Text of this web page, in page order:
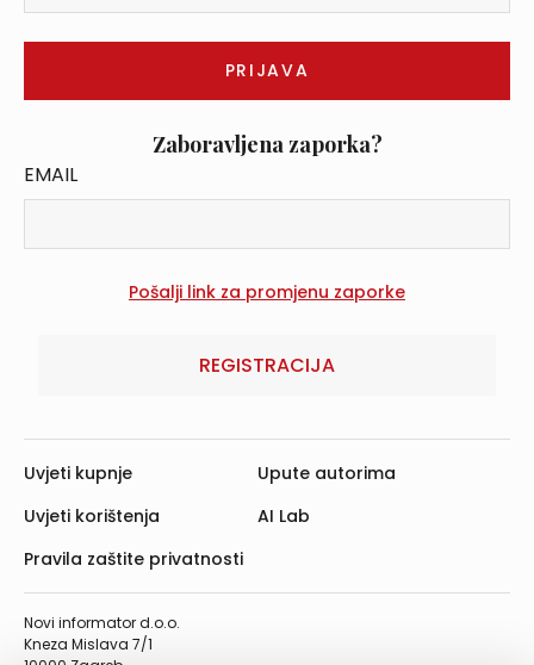
Zaboravljena zaporka?
EMAIL
REGISTRACIJA
Novi informator d.o.o.
Kneza Mislava 7/1
Uvjeti kupnje
Uvjeti korištenja
Pravila zaštite privatnosti
Upute autorima
AI Lab